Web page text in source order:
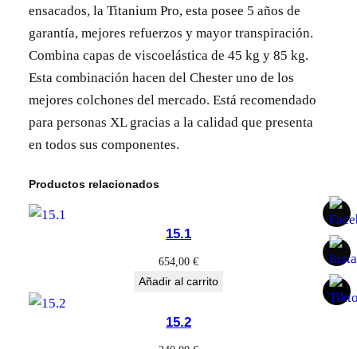
ensacados, la Titanium Pro, esta posee 5 años de
garantía, mejores refuerzos y mayor transpiración.
Combina capas de viscoelástica de 45 kg y 85 kg.
Esta combinación hacen del Chester uno de los
mejores colchones del mercado. Está recomendado
para personas XL gracias a la calidad que presenta
en todos sus componentes.
Productos relacionados
15.1
654,00 €
Añadir al carrito
15.2